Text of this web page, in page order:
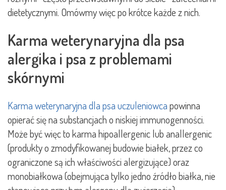
dietetycznymi. Omówmy więc po krótce każde z nich.
Karma weterynaryjna dla psa
alergika i psa z problemami
skórnymi
Karma weterynaryjna dla psa uczuleniowcapowinna
opierać się na substancjach o niskiej immunogenności.
Może być więc to karma hipoallergenic lub anallergenic
(produkty o zmodyfikowanej budowie białek, przez co
ograniczone są ich właściwości alergizujące) oraz
monobiałkowa (obejmująca tylko jedno źródło białka, nie